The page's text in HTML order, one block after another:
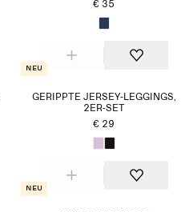
€ 35
Neu
GERIPPTE JERSEY-LEGGINGS,
2ER-SET
€ 29
Neu